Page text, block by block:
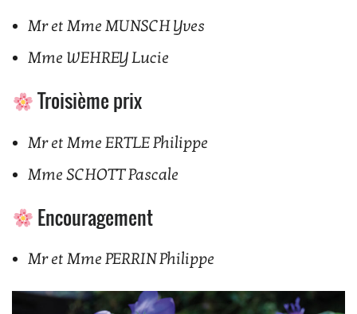
Mr et Mme MUNSCH Yves
Mme WEHREY Lucie
Troisième prix
Mr et Mme ERTLE Philippe
Mme SCHOTT Pascale
Encouragement
Mr et Mme PERRIN Philippe